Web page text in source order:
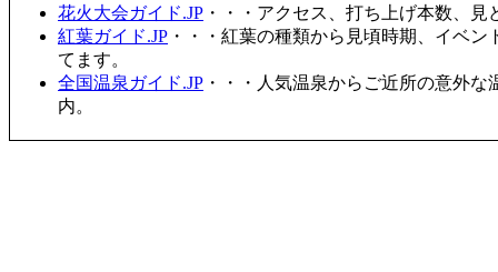
花火大会ガイド.JP ・・・アクセス、打ち上げ本数、
紅葉ガイド.JP ・・・紅葉の種類から見頃時期、イベ
てます。
全国温泉ガイド.JP ・・・人気温泉からご近所の意外
内。